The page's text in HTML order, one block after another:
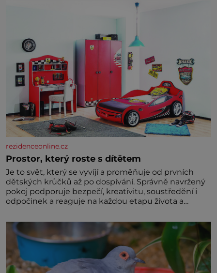
nedokážeme představit. Její příběh je
rezidenceonline.cz
Prostor, který roste s dítětem
Je to svět, který se vyvíjí a proměňuje od prvních
dětských krůčků až po dospívání. Správně navržený
pokoj podporuje bezpečí, kreativitu, soustředění i
odpočinek a reaguje na každou etapu života a
jednoduchost, měkkost a bezpečí, proto by pokoj
miminka měl působit především klidně a útulně.
Předškolní věk je